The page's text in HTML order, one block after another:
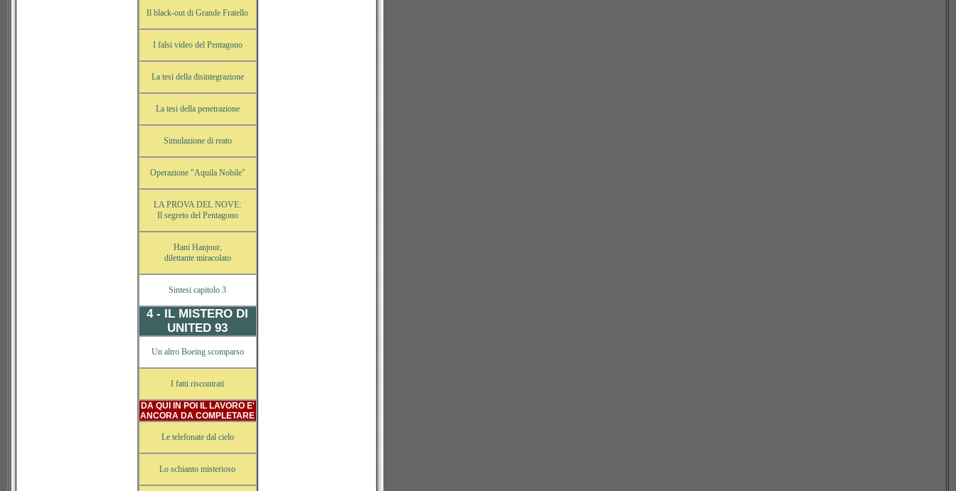
Il black-out di Grande Fratello
I falsi video del Pentagono
La tesi della disintegrazione
La tesi della penetrazione
Simulazione di reato
Operazione "Aquila Nobile"
LA PROVA DEL NOVE:
Il segreto del Pentagono
Hani Hanjour,
dilettante miracolato
Sintesi capitolo 3
4 - IL MISTERO DI
UNITED 93
Un altro Boeing scomparso
I fatti riscontrati
DA QUI IN POI IL LAVORO E'
ANCORA DA COMPLETARE
Le telefonate dal cielo
Lo schianto misterioso